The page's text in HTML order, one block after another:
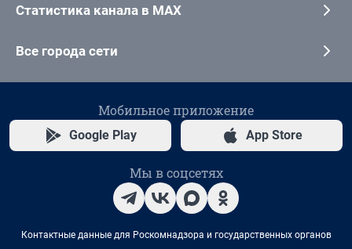
Статистика канала в MAX
Все города сети
Мобильное приложение
Google Play App Store
Мы в соцсетях
Контактные данные для Роскомнадзора и государственных органов